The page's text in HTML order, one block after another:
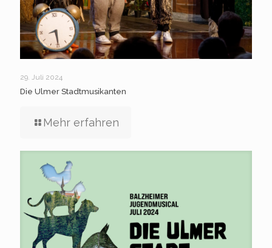
29. Juli 2024
Die Ulmer Stadtmusikanten
Mehr erfahren